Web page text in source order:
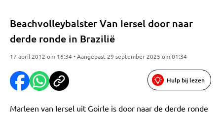
Beachvolleybalster Van Iersel door naar
derde ronde in Brazilië
17 april 2012 om 16:34 • Aangepast 29 september 2025 om 01:34
Hulp bij lezen
Marleen van Iersel uit Goirle is door naar de derde ronde